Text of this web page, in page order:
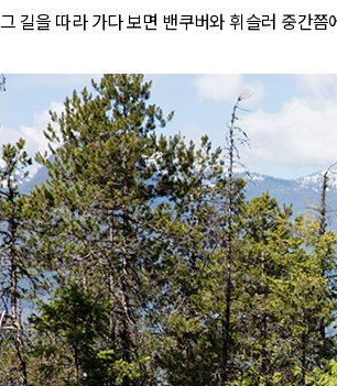
그 길을 따라 가다 보면 밴쿠버와 휘슬러 중간